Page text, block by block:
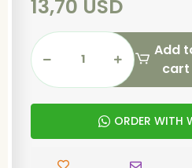
13,70 USD
Add
cart
ORDER WITH